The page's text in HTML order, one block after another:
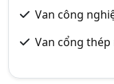
Van công
Van cổng thép